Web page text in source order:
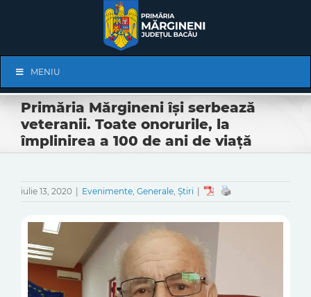
Navigation
MENIU
Primăria Mărgineni își serbează
veteranii. Toate onorurile, la
împlinirea a 100 de ani de viață
iulie 13, 2020 Evenimente, Generale, Știri